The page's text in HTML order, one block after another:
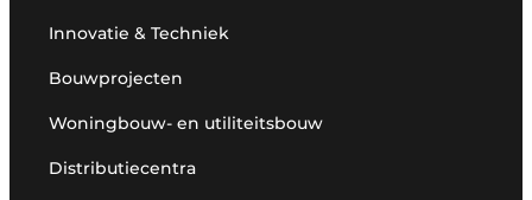
Innovatie & Techniek
Bouwprojecten
Woningbouw- en utiliteitsbouw
Distributiecentra